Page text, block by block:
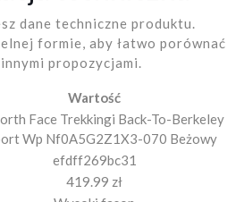
dane techniczne produktu.
formie, aby łatwo porównać
propozycjami.
Wartość
Face Trekkingi Back-To-Berkeley
Wp Nf0A5G2Z1X3-070 Beżowy
efdff269bc31
419.99 zł